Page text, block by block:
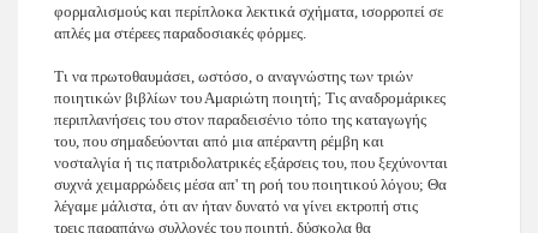
φορμαλισμούς και περίπλοκα λεκτικά σχήματα, ισορροπεί σε
απλές μα στέρεες παραδοσιακές φόρμες.
Τι να πρωτοθαυμάσει, ωστόσο, ο αναγνώστης των τριών
ποιητικών βιβλίων του Αμαριώτη ποιητή; Τις αναδρομάρικες
περιπλανήσεις του στον παραδεισένιο τόπο της καταγωγής
του, που σημαδεύονται από μια απέραντη ρέμβη και
νοσταλγία ή τις πατριδολατρικές εξάρσεις του, που ξεχύνονται
συχνά χειμαρρώδεις μέσα απ' τη ροή του ποιητικού λόγου; Θα
λέγαμε μάλιστα, ότι αν ήταν δυνατό να γίνει εκτροπή στις
τρεις παραπάνω συλλογές του ποιητή, δύσκολα θα